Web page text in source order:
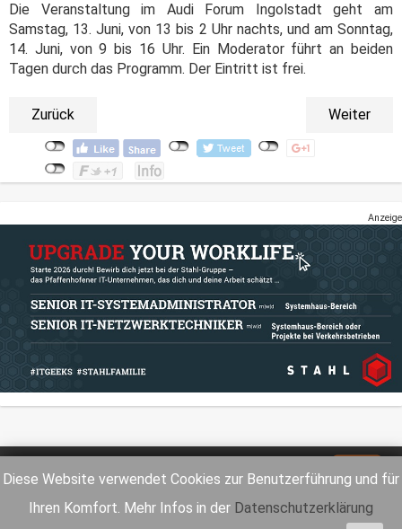
Diese Website verwendet Cookies zur Benutzerführung und für
Ihren Komfort. Mehr Infos in der Datenschutzerklärung
Die Veranstaltung im Audi Forum Ingolstadt geht am
Samstag, 13. Juni, von 13 bis 2 Uhr nachts, und am Sonntag,
14. Juni, von 9 bis 16 Uhr. Ein Moderator führt an beiden
Tagen durch das Programm. Der Eintritt ist frei.
Zurück Weiter
Anzeige